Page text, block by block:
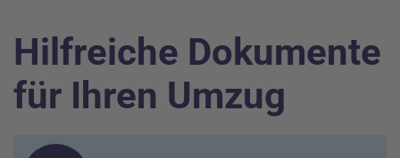
Hilfreiche Dokumente
für Ihren Umzug